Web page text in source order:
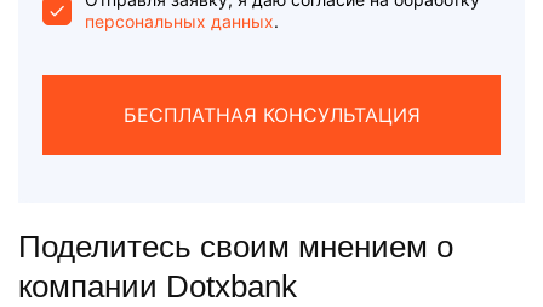
персональных данных.
БЕСПЛАТНАЯ КОНСУЛЬТАЦИЯ
Поделитесь своим мнением о
компании Dotxbank